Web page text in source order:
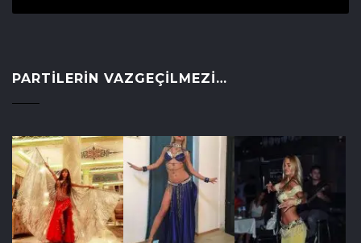
PARTILERIN VAZGEÇILMEZI…